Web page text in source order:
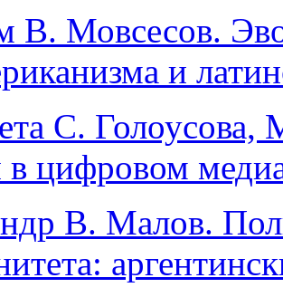
В. Мовсесов.
и
С.
в цифровом
В. Малов.